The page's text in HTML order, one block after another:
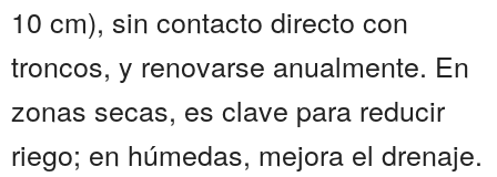
10 cm), sin contacto directo con
troncos, y renovarse anualmente. En
zonas secas, es clave para reducir
riego; en húmedas, mejora el drenaje.